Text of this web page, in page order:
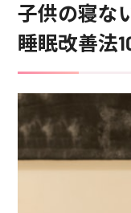
子供の寝な
睡眠改善法